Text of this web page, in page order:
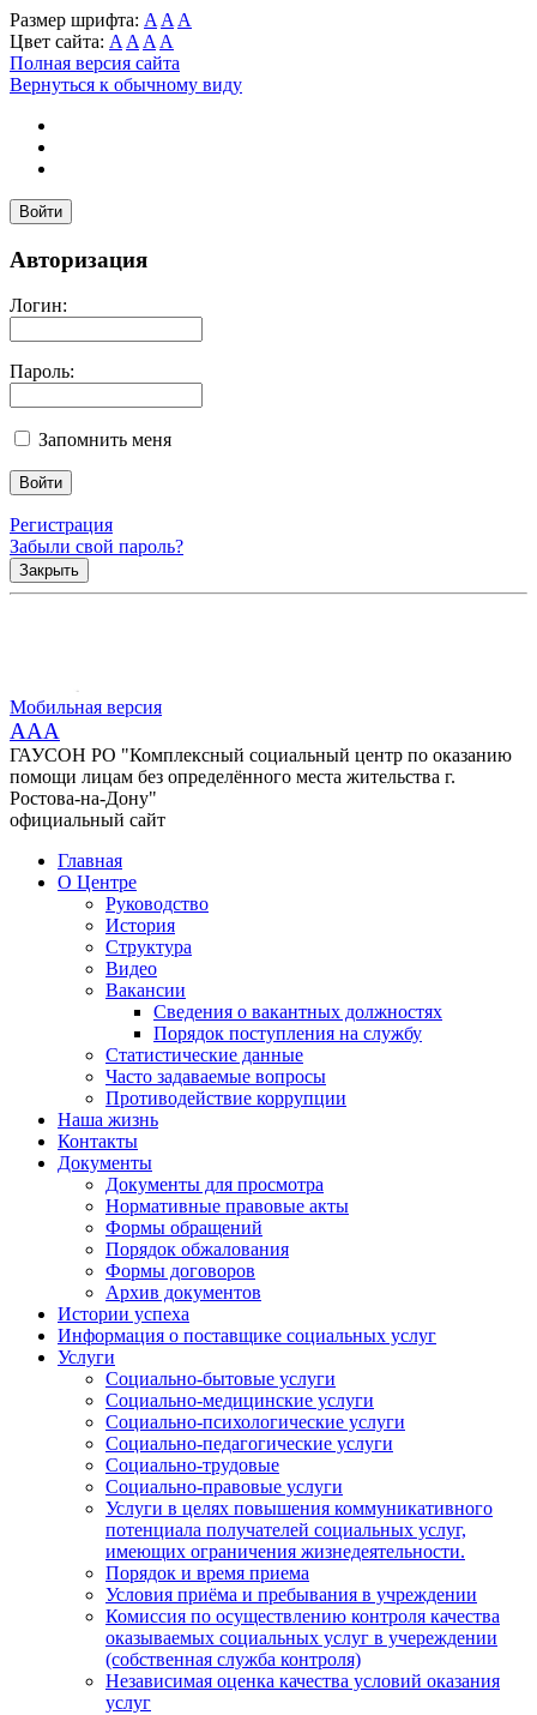
Размер шрифта: A A A
Цвет сайта: A A A A
Полная версия сайта
Вернуться к обычному виду
Войти
Авторизация
Логин:
Пароль:
Запомнить меня
Регистрация
Забыли свой пароль?
Закрыть
Мобильная версия
AAA
ГАУСОН РО "Комплексный социальный центр по оказанию
помощи лицам без определённого места жительства г.
Ростова-на-Дону"
официальный сайт
Главная
О Центре
Руководство
История
Структура
Видео
Вакансии
Сведения о вакантных должностях
Порядок поступления на службу
Статистические данные
Часто задаваемые вопросы
Противодействие коррупции
Наша жизнь
Контакты
Документы
Документы для просмотра
Нормативные правовые акты
Формы обращений
Порядок обжалования
Формы договоров
Архив документов
Истории успеха
Информация о поставщике социальных услуг
Услуги
Социально-бытовые услуги
Социально-медицинские услуги
Социально-психологические услуги
Социально-педагогические услуги
Социально-трудовые
Социально-правовые услуги
Услуги в целях повышения коммуникативного
потенциала получателей социальных услуг,
имеющих ограничения жизнедеятельности.
Порядок и время приема
Условия приёма и пребывания в учреждении
Комиссия по осуществлению контроля качества
оказываемых социальных услуг в учереждении
(собственная служба контроля)
Независимая оценка качества условий оказания
услуг